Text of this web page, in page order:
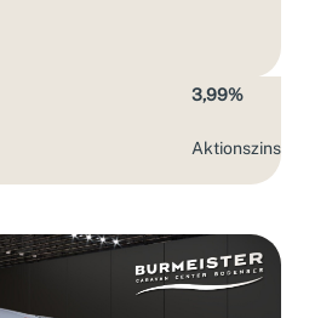
3,99%
Aktions­zins